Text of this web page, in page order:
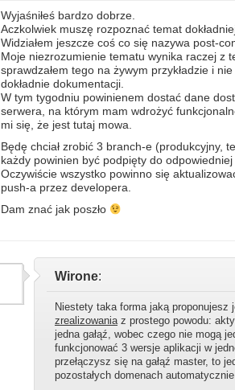
Wyjaśniłeś bardzo dobrze.
Aczkolwiek muszę rozpoznać temat
Widziałem jeszcze coś co się nazywa post-
Moje niezrozumienie tematu wynika raczej z
sprawdzałem tego na żywym przykładzie i nie
dokładnie dokumentacji.
W tym tygodniu powinienem dostać dane
serwera, na którym mam wdrożyć
mi się, że jest tutaj mowa.
Będę chciał zrobić 3 branch-e (produkcyjny,
każdy powinien być podpięty do
Oczywiście wszystko powinno się
push-a przez developera.
Dam znać jak poszło
Wirone:
Niestety taka forma jaką proponujesz
zrealizowaniaz prostego powodu:
jedna gałąź, wobec czego nie mogą
funkcjonować 3 wersje aplikacji w
przełączysz się na gałąź master, to
pozostałych domenach